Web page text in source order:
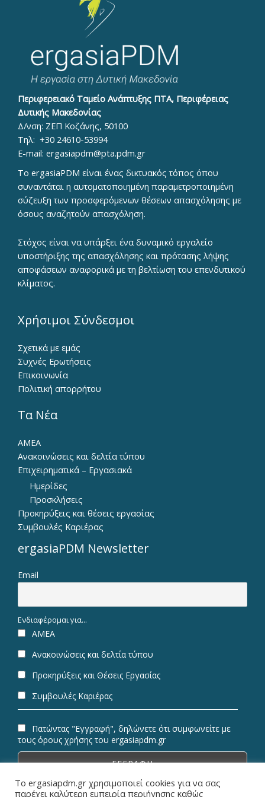
Περιφερειακό Ταμείο Ανάπτυξης ΠΤΑ, Περιφέρειας
Δυτικής Μακεδονίας
Δ/νση: ΖΕΠ Κοζάνης, 50100
Τηλ: +30 24610-53994
E-mail: ergasiapdm@pta.pdm.gr
To ergasiaPDM είναι ένας δικτυακός τόπος όπου
συναντάται η αυτοματοποιημένη παραμετροποιημένη
σύζευξη των προσφερόμενων θέσεων απασχόλησης με
όσους αναζητούν απασχόληση.
Στόχος είναι να υπάρξει ένα δυναμικό εργαλείο
υποστήριξης της απασχόλησης και πρότασης λήψης
αποφάσεων αναφορικά με τη βελτίωση του επενδυτικού
κλίματος.
Χρήσιμοι Σύνδεσμοι
Σχετικά με εμάς
Συχνές Ερωτήσεις
Επικοινωνία
Πολιτική απορρήτου
Τα Νέα
ΑΜΕΑ
Ανακοινώσεις και δελτία τύπου
Επιχειρηματικά – Εργασιακά
Ημερίδες
Προσκλήσεις
Προκηρύξεις και θέσεις εργασίας
Συμβουλές Καριέρας
ergasiaPDM Newsletter
Email
Ενδιαφέρομαι για...
ΑΜΕΑ
Ανακοινώσεις και δελτία τύπου
Προκηρύξεις και Θέσεις Εργασίας
Συμβουλές Καριέρας
Πατώντας "Εγγραφή", δηλώνετε ότι συμφωνείτε με
τους όρους χρήσης του ergasiapdm.gr
Το ergasiapdm.gr χρησιμοποιεί cookies για να σας
παρέχει καλύτερη εμπειρία περιήγησης καθώς